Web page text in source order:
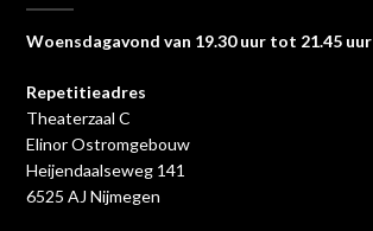
Woensdagavond van 19.30 uur tot 21.45 uur
Repetitieadres
Theaterzaal C
Elinor Ostromgebouw
Heijendaalseweg 141
6525 AJ Nijmegen